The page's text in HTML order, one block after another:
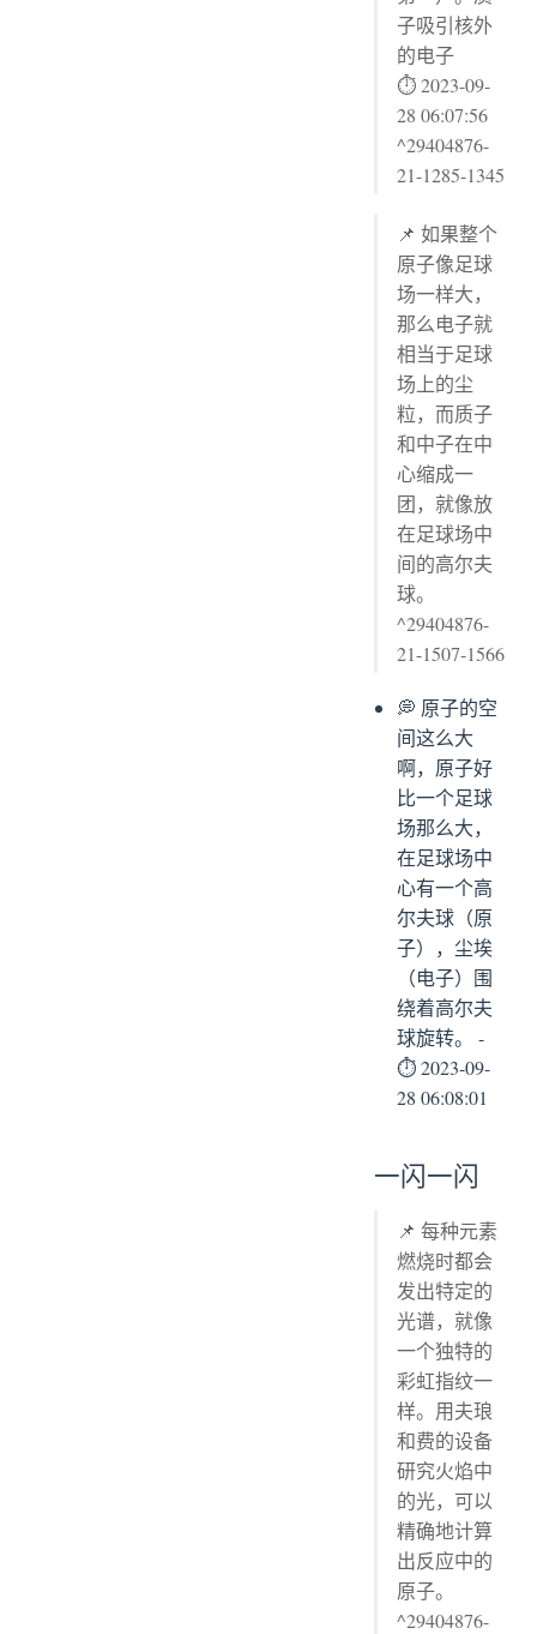
子吸引核外
的电子
⏱ 2023-09-
28 06:07:56
^29404876-
21-1285-1345
📌 如果整个
原子像足球
场一样大，
那么电子就
相当于足球
场上的尘
粒，而质子
和中子在中
心缩成一
团，就像放
在足球场中
间的高尔夫
球。
^29404876-
21-1507-1566
💭 原子的空
间这么大
啊，原子好
比一个足球
场那么大，
在足球场中
心有一个高
尔夫球（原
子），尘埃
（电子）围
绕着高尔夫
球旋转。 -
⏱ 2023-09-
28 06:08:01
一闪一闪
📌 每种元素
燃烧时都会
发出特定的
光谱，就像
一个独特的
彩虹指纹一
样。用夫琅
和费的设备
研究火焰中
的光，可以
精确地计算
出反应中的
原子。
^29404876-